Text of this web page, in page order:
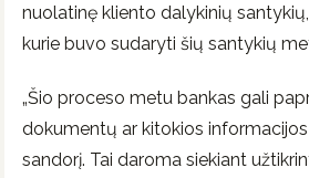
nuolatinę kliento dalykinių
kurie buvo sudaryti šių santykių
„Šio proceso metu bankas gali
dokumentų ar kitokios
sandorį. Tai daroma siekiant